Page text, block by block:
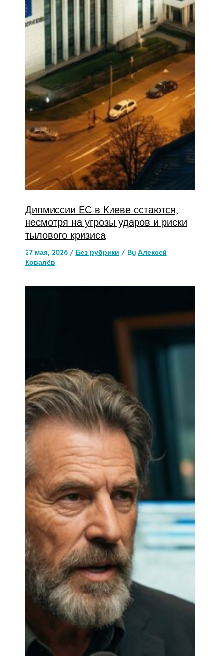
Дипмиссии ЕС в Киеве остаются,
несмотря на угрозы ударов и риски
тылового кризиса
27 мая, 2026 / Без рубрики / By Алексей
Ковалёв